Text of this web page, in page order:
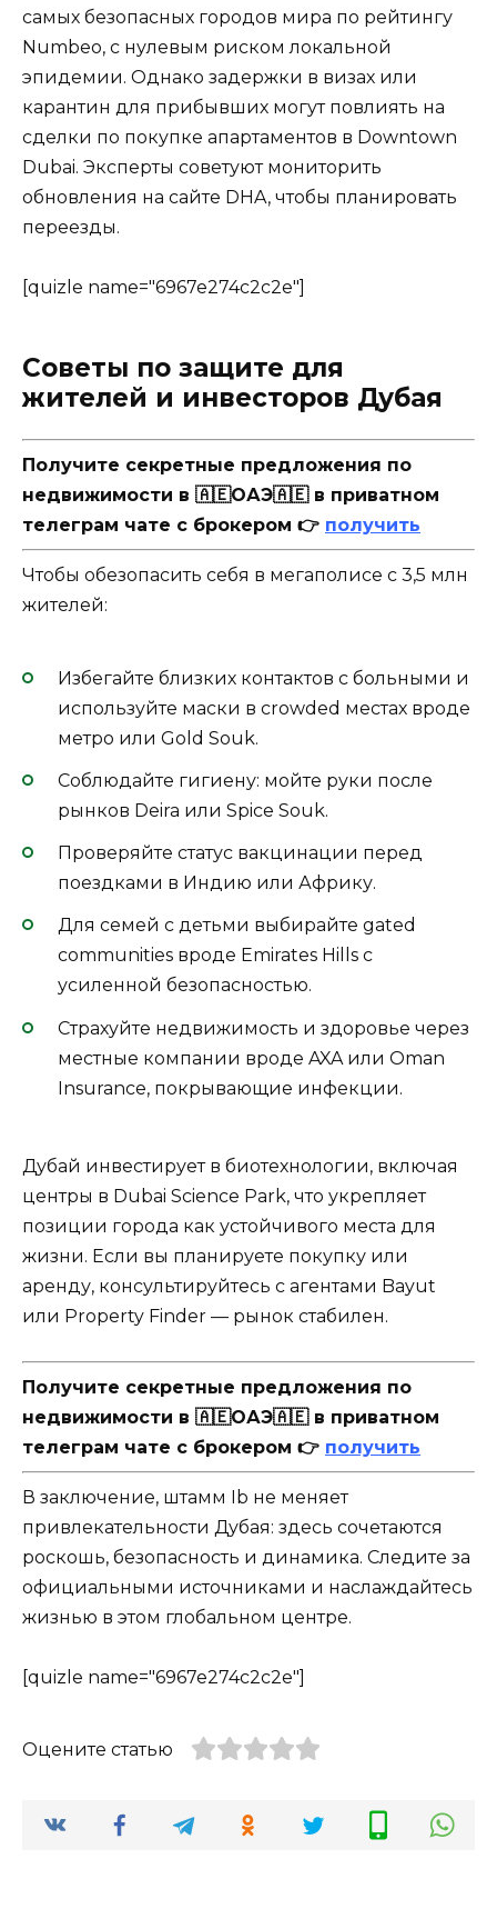
самых безопасных городов мира по рейтингу
Numbeo, с нулевым риском локальной
эпидемии. Однако задержки в визах или
карантин для прибывших могут повлиять на
сделки по покупке апартаментов в Downtown
Dubai. Эксперты советуют мониторить
обновления на сайте DHA, чтобы планировать
переезды.
[quizle name="6967e274c2c2e"]
Советы по защите для
жителей и инвесторов Дубая
Получите секретные предложения по
недвижимости в 🇦🇪ОАЭ🇦🇪 в приватном
телеграм чате с брокером 👉 получить
Чтобы обезопасить себя в мегаполисе с 3,5 млн
жителей:
Избегайте близких контактов с больными и
используйте маски в crowded местах вроде
метро или Gold Souk.
Соблюдайте гигиену: мойте руки после
рынков Deira или Spice Souk.
Проверяйте статус вакцинации перед
поездками в Индию или Африку.
Для семей с детьми выбирайте gated
communities вроде Emirates Hills с
усиленной безопасностью.
Страхуйте недвижимость и здоровье через
местные компании вроде AXA или Oman
Insurance, покрывающие инфекции.
Дубай инвестирует в биотехнологии, включая
центры в Dubai Science Park, что укрепляет
позиции города как устойчивого места для
жизни. Если вы планируете покупку или
аренду, консультируйтесь с агентами Bayut
или Property Finder — рынок стабилен.
Получите секретные предложения по
недвижимости в 🇦🇪ОАЭ🇦🇪 в приватном
телеграм чате с брокером 👉 получить
В заключение, штамм Ib не меняет
привлекательности Дубая: здесь сочетаются
роскошь, безопасность и динамика. Следите за
официальными источниками и наслаждайтесь
жизнью в этом глобальном центре.
[quizle name="6967e274c2c2e"]
Оцените статью